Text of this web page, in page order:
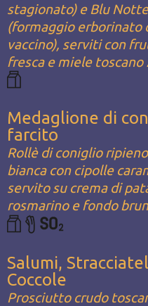
stagionato) e Blu Notte
(formaggio erborinato
vaccino), serviti con
fresca e miele toscano
Medaglione di
farcito
Rollè di coniglio
bianca con cipolle
servito su crema di
rosmarino e fondo
Salumi,
Coccole
Prosciutto crudo